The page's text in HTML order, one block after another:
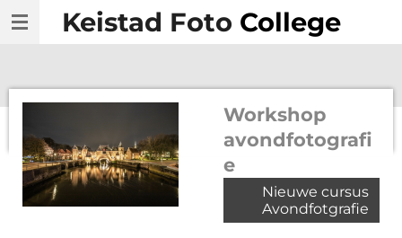
Ga
direct
de
Keistad Foto College
Workshop
avondfotografi
e
Nieuwe cursus
Avondfotgrafie